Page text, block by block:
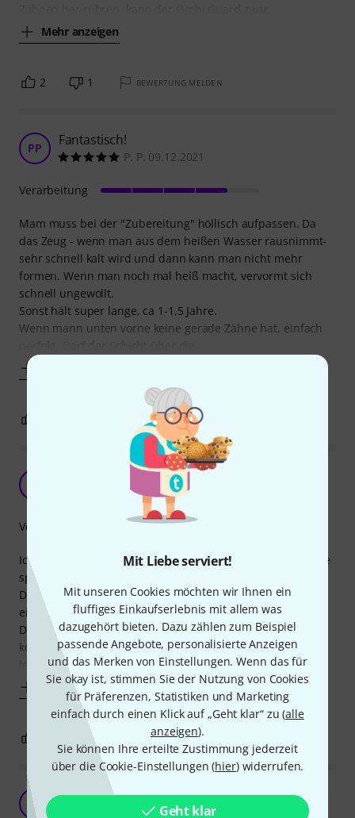
Mit Liebe serviert!
Mit unseren Cookies möchten wir Ihnen ein
fluffiges Einkaufserlebnis mit allem was
dazugehört bieten. Dazu zählen zum Beispiel
passende Angebote, personalisierte Anzeigen
und das Merken von Einstellungen. Wenn das für
Sie okay ist, stimmen Sie der Nutzung von Cookies
für Präferenzen, Statistiken und Marketing
einfach durch einen Klick auf „Geht klar“ zu (alle
anzeigen).
Sie können Ihre erteilte Zustimmung jederzeit
über die Cookie-Einstellungen (hier) widerrufen.
Geht klar
Mehr anzeigen
2 1 BEWERTUNG MELDEN
PP Fantastisch!
P. P. 09.12.2021
Mam muss bei der "Zubereitung" höllisch aufpassen. Da
das Zeug - wenn man aus dem heißen Wasser rausnimmt-
sehr schnell kalt wird und dann kann man nicht mehr
formen. Wenn man noch mal heiß macht, vervormt sich
schnell ungewollt.
Sonst hält super lange, ca 1-1,5 Jahre.
Wenn mann unten vorne keine gerade Zähne hat, einfach
Verarbeitung
BEWERTUNG MELDEN
Komme nicht damit klar
Xara 02.08.2019
Ich habe den Lip Protector versucht, um beim Eb-Klarinette
spielen nicht so schnell eine offene Lippe zu bekommen.
Das erste Formen des Schutzes ging einfach und ist
einigermaßen gut erklärt.
Die Lippe schützen tut der Protektor sicherlich aber ich
komme damit leider nicht zurecht. Denn ich komme damit
leider beim Spielen damit nicht klar, da der Schutz sehr
Mehr anzeigen
Verarbeitung
0 BEWERTUNG MELDEN
Der beste Zahnschutz den ich jemals hatte
Klarinetten Tim 05.06.2018